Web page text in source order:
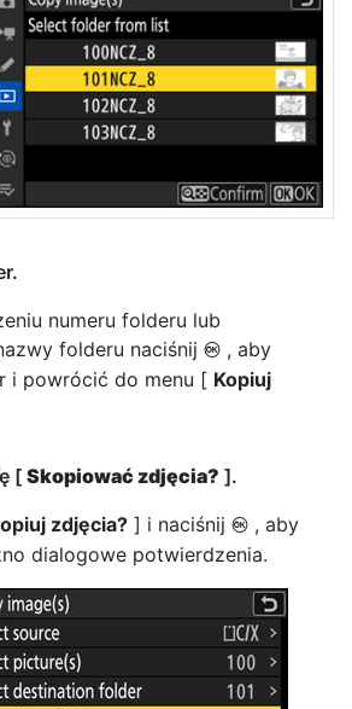
numeru folderu lub
folderu naciśnij J , aby
i powrócić do menu [ Kopiuj
[ Skopiować zdjęcia? ].
zdjęcia? ] i naciśnij J , aby
dialogowe potwierdzenia.